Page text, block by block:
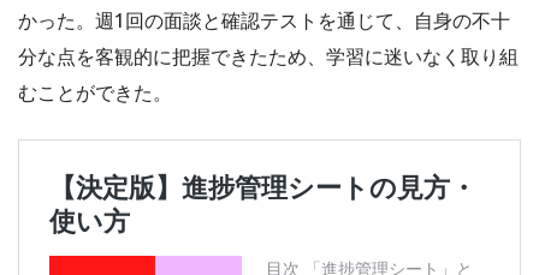
かった。週1回の面談と確認テストを通じて、自身の不十
分な点を客観的に把握できたため、学習に迷いなく取り組
むことができた。